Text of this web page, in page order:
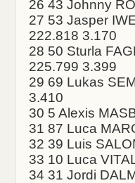
26 43 Johnny
27 53 Jasper
222.818 3.170
28 50 Sturla
225.799 3.399
29 69 Lukas
3.410
30 5 Alexis
31 87 Luca
32 39 Luis
33 10 Luca
34 31 Jordi